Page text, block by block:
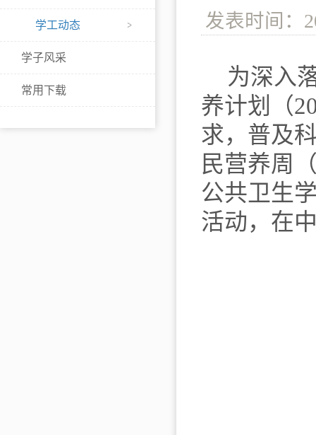
学工动态
学子风采
常用下载
发表时间
为深入
养计划（
求，普及
民营养周
公共卫生
活动，在